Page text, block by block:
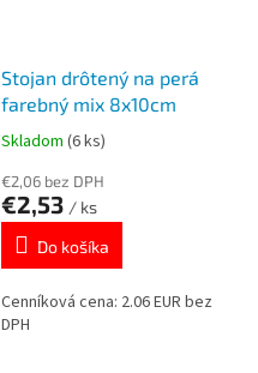
Stojan drôtený na perá
farebný mix 8x10cm
Skladom (6 ks)
€2,06 bez DPH
€2,53 / ks
Do košíka
Cenníková cena: 2.06 EUR bez
DPH